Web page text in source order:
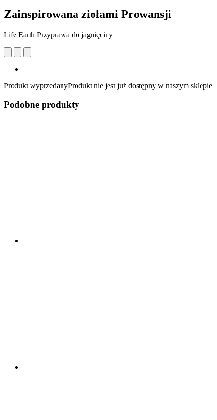
Zainspirowana ziołami Prowansji
Life Earth Przyprawa do jagnięciny
Produkt wyprzedanyProdukt nie jest już dostępny w naszym sklepie
Podobne produkty